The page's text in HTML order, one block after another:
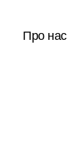
Про нас